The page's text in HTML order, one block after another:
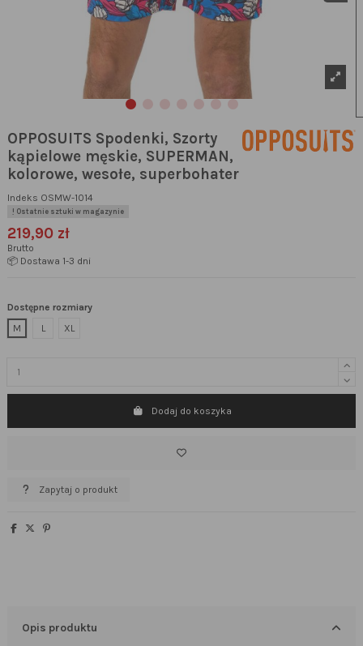
OPPOSUITS Spodenki, Szorty
kąpielowe męskie, SUPERMAN,
kolorowe, wesołe, superbohater
Indeks OSMW-1014
Ostatnie sztuki w magazynie
219,90 zł
Brutto
📦 Dostawa 1-3 dni
Dostępne rozmiary
M
L XL
Dodaj do koszyka
Zapytaj o produkt
Opis produktu